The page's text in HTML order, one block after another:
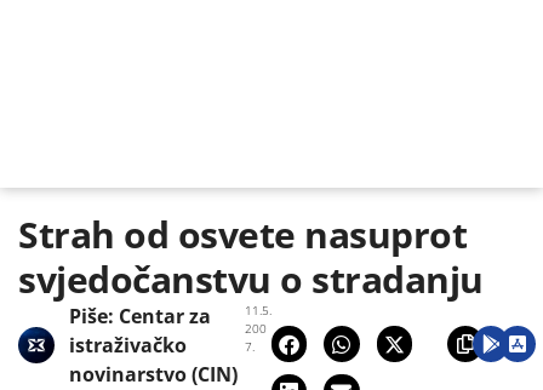
Strah od osvete nasuprot
svjedočanstvu o stradanju
11.5.
200
7.
Piše: Centar za
istraživačko
novinarstvo (CIN)